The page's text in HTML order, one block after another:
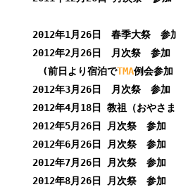
2012年1月26日 春季大祭 参
2012年2月26日 月次祭 参
(前日より宿泊でTMA例会参
2012年3月26日 月次祭 参
2012年4月18日 教祖（おや
2012年5月26日 月次祭 参
2012年6月26日 月次祭 参
2012年7月26日 月次祭 参
2012年8月26日 月次祭 参